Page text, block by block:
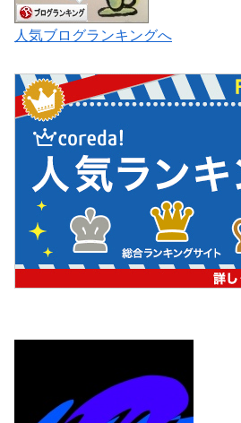
人気ブログランキングへ